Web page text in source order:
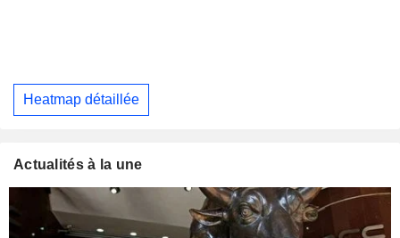
Heatmap détaillée
Actualités à la une